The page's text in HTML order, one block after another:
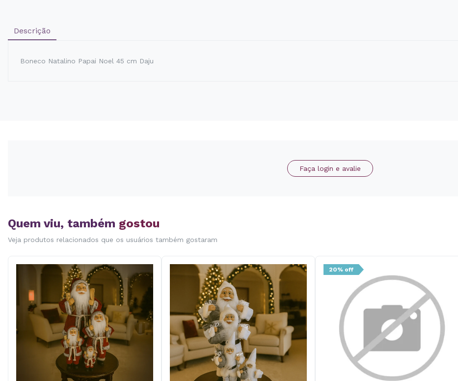
Descrição
Boneco Natalino Papai Noel 45 cm Daju
Faça login e avalie
Quem viu, também gostou
Veja produtos relacionados que os usuários também gostaram
20% off